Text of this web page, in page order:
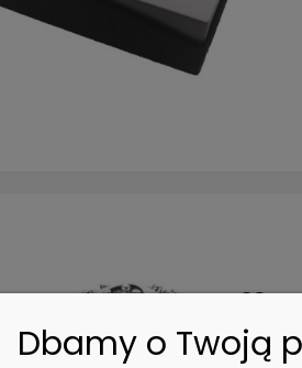
Dbamy o Twoją